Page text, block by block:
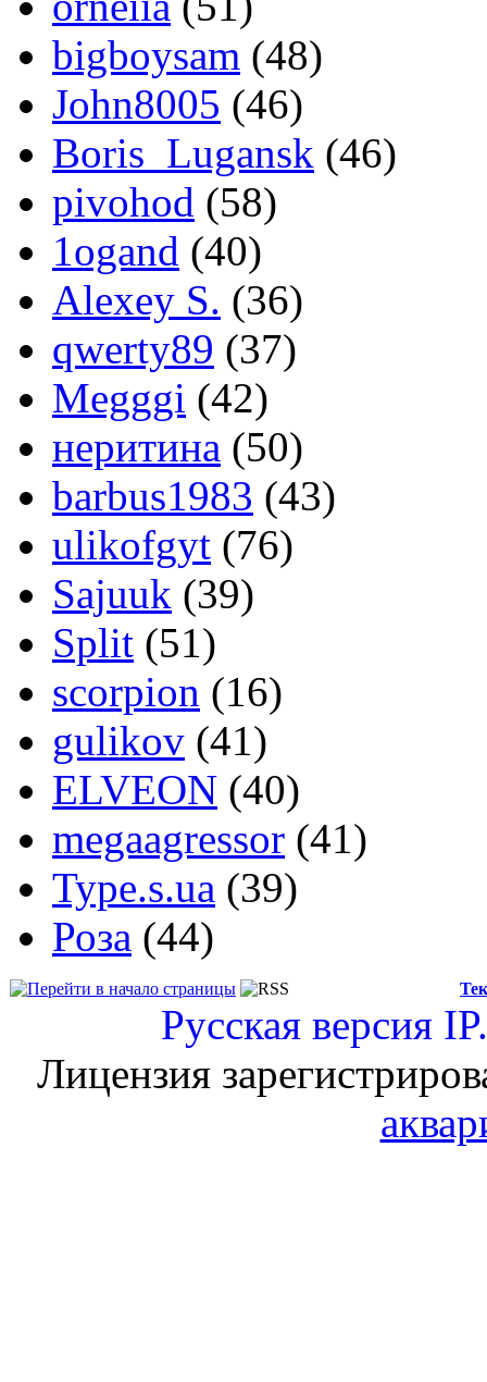
bigboysam (48)
John8005 (46)
Boris_Lugansk (46)
pivohod (58)
1ogand (40)
Alexey S. (36)
qwerty89 (37)
Megggi (42)
неритина (50)
barbus1983 (43)
ulikofgyt (76)
Sajuuk (39)
Split (51)
scorpion (16)
gulikov (41)
ELVEON (40)
megaagressor (41)
Type.s.ua (39)
Роза (44)
Русская версия
Лицензия